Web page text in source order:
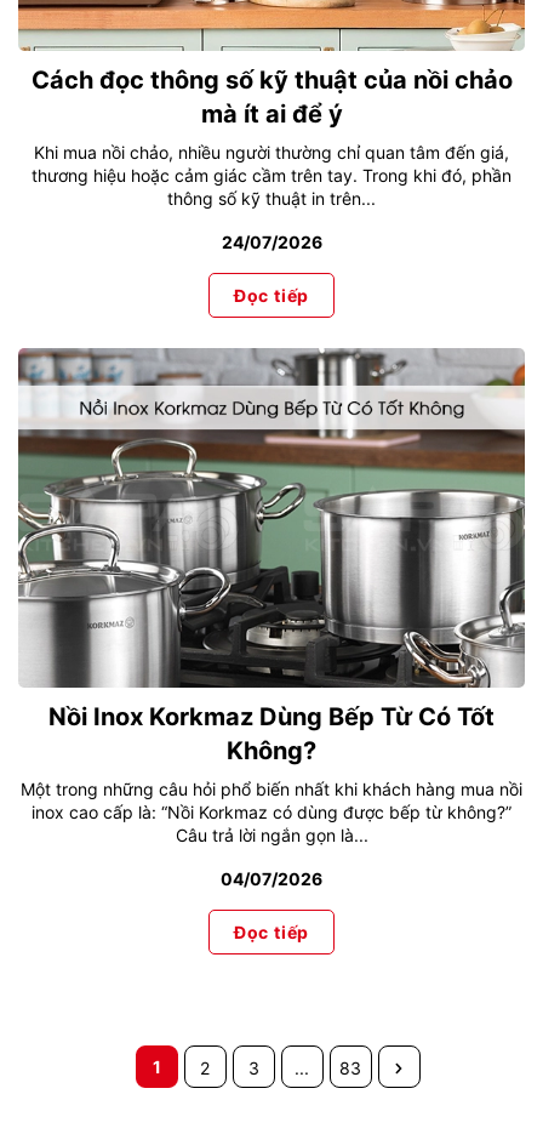
Cách đọc thông số kỹ thuật của nồi chảo
mà ít ai để ý
Khi mua nồi chảo, nhiều người thường chỉ quan tâm đến giá,
thương hiệu hoặc cảm giác cầm trên tay. Trong khi đó, phần
thông số kỹ thuật in trên...
24/07/2026
Đọc tiếp
Nồi Inox Korkmaz Dùng Bếp Từ Có Tốt
Không?
Một trong những câu hỏi phổ biến nhất khi khách hàng mua nồi
inox cao cấp là: “Nồi Korkmaz có dùng được bếp từ không?”
Câu trả lời ngắn gọn là...
04/07/2026
Đọc tiếp
1 2 3 ... 83